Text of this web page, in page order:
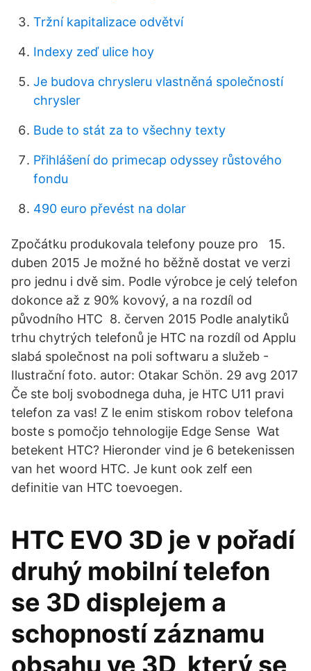
Tržní kapitalizace odvětví
Indexy zeď ulice hoy
Je budova chrysleru vlastněná společností
chrysler
Bude to stát za to všechny texty
Přihlášení do primecap odyssey růstového
fondu
490 euro převést na dolar
Zpočátku produkovala telefony pouze pro 15.
duben 2015 Je možné ho běžně dostat ve verzi
pro jednu i dvě sim. Podle výrobce je celý telefon
dokonce až z 90% kovový, a na rozdíl od
původního HTC 8. červen 2015 Podle analytiků
trhu chytrých telefonů je HTC na rozdíl od Applu
slabá společnost na poli softwaru a služeb -
Ilustrační foto. autor: Otakar Schön. 29 avg 2017
Če ste bolj svobodnega duha, je HTC U11 pravi
telefon za vas! Z le enim stiskom robov telefona
boste s pomočjo tehnologije Edge Sense Wat
betekent HTC? Hieronder vind je 6 betekenissen
van het woord HTC. Je kunt ook zelf een
definitie van HTC toevoegen.
HTC EVO 3D je v pořadí
druhý mobilní telefon
se 3D displejem a
schopností záznamu
obsahu ve 3D, který se